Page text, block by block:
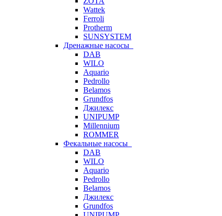
Wattek
Ferroli
Protherm
SUNSYSTEM
Дренажные насосы
DAB
WILO
Aquario
Pedrollo
Belamos
Grundfos
Джилекс
UNIPUMP
Millennium
ROMMER
Фекальные насосы
DAB
WILO
Aquario
Pedrollo
Belamos
Джилекс
Grundfos